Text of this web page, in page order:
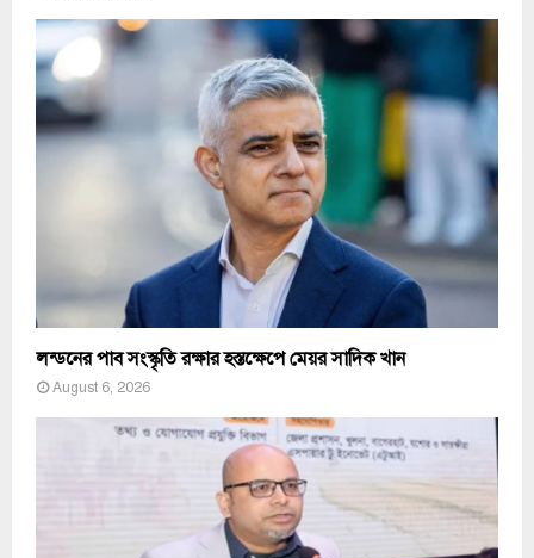
লন্ডনের পাব সংস্কৃতি রক্ষার হস্তক্ষেপে মেয়র সাদিক খান
August 6, 2026